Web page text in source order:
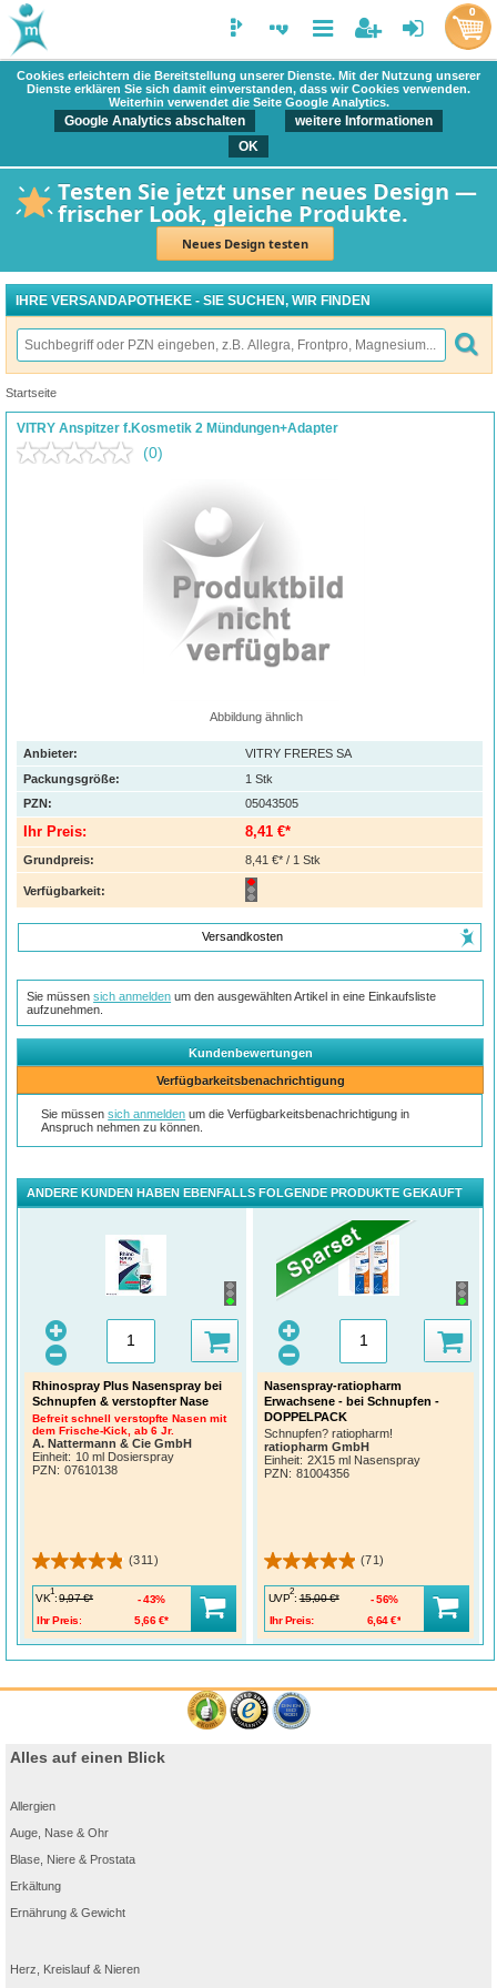
Cookies erleichtern die Bereitstellung unserer Dienste. Mit der Nutzung unserer
Dienste erklären Sie sich damit einverstanden, dass wir Cookies verwenden.
Weiterhin verwendet die Seite Google Analytics.
Google Analytics abschalten
weitere Informationen
OK
Testen Sie jetzt unser neues Design —
frischer Look, gleiche Produkte.
Neues Design testen
0
IHRE VERSANDAPOTHEKE - SIE SUCHEN, WIR FINDEN
Startseite
VITRY Anspitzer f.Kosmetik 2 Mündungen+Adapter
(0)
Abbildung ähnlich
Anbieter:
VITRY FRERES SA
Packungsgröße:
1 Stk
PZN : 05043505
Ihr Preis: 8,41 €*
Grundpreis: 8,41 €* / 1 Stk
Verfügbarkeit:
Versandkosten
Sie müssensich anmelden um den ausgewählten Artikel in eine Einkaufsliste
aufzunehmen.
Kundenbewertungen
Verfügbarkeitsbenachrichtigung
Sie müssensich anmelden um die Verfügbarkeitsbenachrichtigung in
Anspruch nehmen zu können.
ANDERE KUNDEN HABEN EBENFALLS FOLGENDE PRODUKTE GEKAUFT
Rhinospray Plus Nasenspray bei
Schnupfen & verstopfter Nase
Befreit schnell verstopfte Nasen mit
dem Frische-Kick, ab 6 Jr.
A. Nattermann & Cie GmbH
Einheit: 10 ml Dosierspray
PZN: 07610138
(311)
VK
1
: 9,97 €*
Ihr Preis:
5,66 €*
43%
Nasenspray-ratiopharm
Erwachsene - bei Schnupfen -
DOPPELPACK
Schnupfen? ratiopharm!
ratiopharm GmbH
Einheit: 2X15 ml Nasenspray
PZN: 81004356
(71)
UVP
2
: 15,00 €*
Ihr Preis:
6,64 €*
56%
Alles auf einen Blick
Allergien
Auge, Nase & Ohr
Blase, Niere & Prostata
Erkältung
Ernährung & Gewicht
Herz, Kreislauf & Nieren